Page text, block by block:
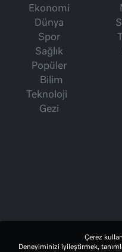
Ekonomi
Dünya
Spor
Sağlık
Popüler
Bilim
Teknoloji
Gezi
İsmet
Çerez
Deneyiminizi iyileştirmek,